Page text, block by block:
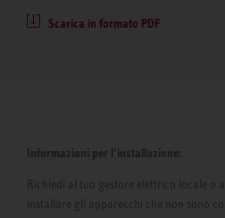
Scarica in formato PDF
Informazioni per l’installazione:
Richiedi al tuo gestore elettrico locale o
installare gli apparecchi che non sono